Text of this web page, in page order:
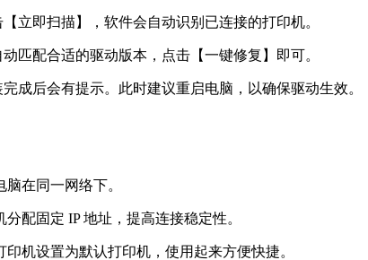
立即扫描】，软件会自动识别已连接的打印机。​
匹配合适的驱动版本，点击【一键修复】即可。​
成后会有提示。此时建议重启电脑，以确保驱动生效。​
在同一网络下。​
配固定 IP 地址，提高连接稳定性。​
印机设置为默认打印机，使用起来方便快捷。​